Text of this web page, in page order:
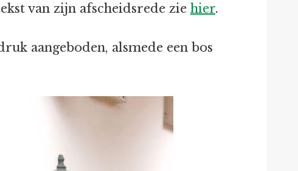
van zijn afscheidsrede zie hier.
aangeboden, alsmede een bos